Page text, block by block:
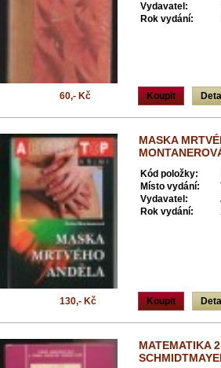
Vydavatel:
Rok vydání:
Koupit
60,- Kč
MASKA
Kód položky:
Místo vydání:
Vydavatel:
Rok vydání:
Koupit
130,- Kč
MATEMATIKA